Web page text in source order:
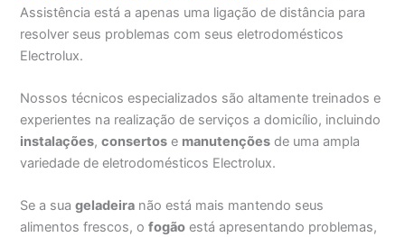
Assistência está a apenas uma ligação de distância para
resolver seus problemas com seus eletrodomésticos
Electrolux.
Nossos técnicos especializados são altamente treinados e
experientes na realização de serviços a domicílio, incluindo
instalações,consertos e manutenções de uma ampla
variedade de eletrodomésticos Electrolux.
Se a suageladeira não está mais mantendo seus
alimentos frescos, ofogão está apresentando problemas,